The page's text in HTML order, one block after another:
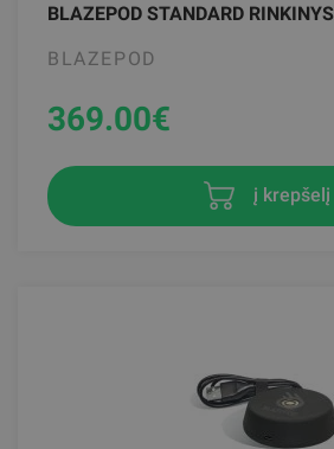
BLAZEPOD STANDARD RINKINYS
BLAZEPOD
369.00€
į krepšelį